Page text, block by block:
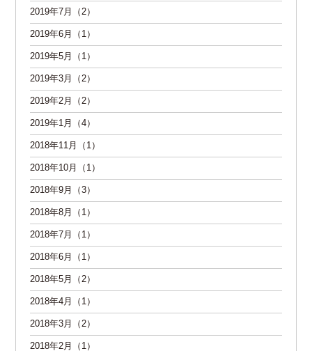
2019年7月（2）
2019年6月（1）
2019年5月（1）
2019年3月（2）
2019年2月（2）
2019年1月（4）
2018年11月（1）
2018年10月（1）
2018年9月（3）
2018年8月（1）
2018年7月（1）
2018年6月（1）
2018年5月（2）
2018年4月（1）
2018年3月（2）
2018年2月（1）